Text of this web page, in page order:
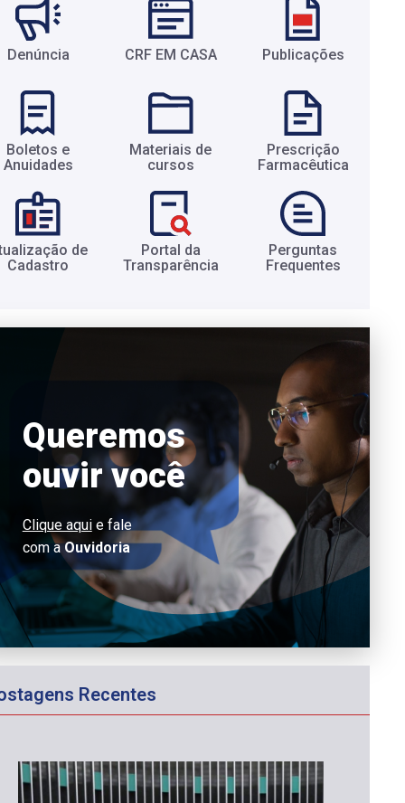
Denúncia CRF EM CASA Publicações
Boletos e
Anuidades​
Materiais de
cursos​
Prescrição
Farmacêutica​
de
Cadastro​
Portal da
Transparência​
Perguntas
Frequentes​
Queremos
ouvir você
Clique aquie fale
com aOuvidoria
Recentes